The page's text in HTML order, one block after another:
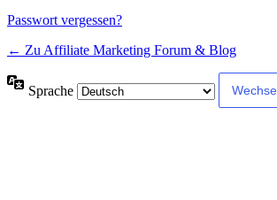
Passwort vergessen?
← Zu Affiliate Marketing Forum & Blog
Sprache